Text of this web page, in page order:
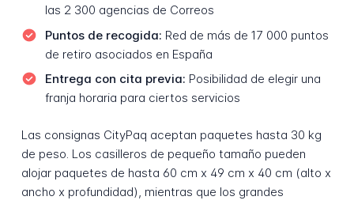
las 2 300 agencias de Correos
Puntos de recogida: Red de más de 17 000 puntos
de retiro asociados en España
Entrega con cita previa: Posibilidad de elegir una
franja horaria para ciertos servicios
Las consignas CityPaq aceptan paquetes hasta 30 kg
de peso. Los casilleros de pequeño tamaño pueden
alojar paquetes de hasta 60 cm x 49 cm x 40 cm (alto x
ancho x profundidad), mientras que los grandes